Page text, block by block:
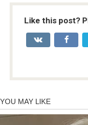
Like this post?